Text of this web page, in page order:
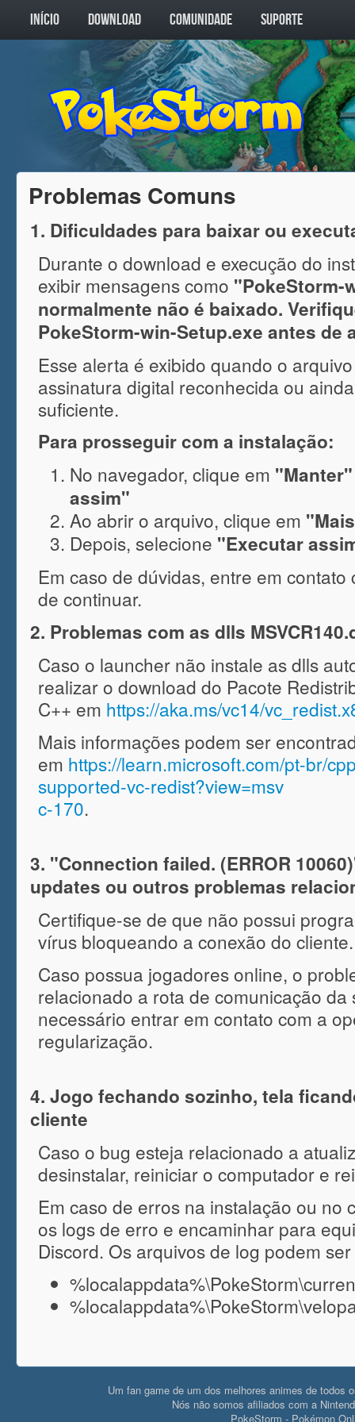
INÍCIO DOWNLOAD COMUNIDADE SUPORTE
Problemas Comuns
1. Dificuldades para baixar ou
Durante o download e execução do
exibir mensagens como "PokeStorm-
normalmente não é baixado.
PokeStorm-win-Setup.exe antes de
Esse alerta é exibido quando o
assinatura digital reconhecida ou
suficiente.
Para prosseguir com a instalação:
No navegador, clique em "Manter"
assim"
Ao abrir o arquivo, clique em
Depois, selecione "Executar
Em caso de dúvidas, entre em
de continuar.
2. Problemas com as dlls
Caso o launcher não instale as dlls
realizar o download do Pacote
C++ em https://aka.ms/vc14/
Mais informações podem ser
em https://learn.microsoft.com/pt-br/
supported-vc-redist?view=msv
c-170.
3. "Connection failed. (ERROR
updates ou outros problemas
Certifique-se de que não possui
vírus bloqueando a conexão do cliente.
Caso possua jogadores online, o
relacionado a rota de comunicação
necessário entrar em contato com a
regularização.
4. Jogo fechando sozinho, tela
cliente
Caso o bug esteja relacionado a
desinstalar, reiniciar o computador e
Em caso de erros na instalação ou no
os logs de erro e encaminhar para
Discord. Os arquivos de log podem
Um fan game de um dos melhores animes de todos
Nós não somos afiliados com a
PokeStorm - Pokémon